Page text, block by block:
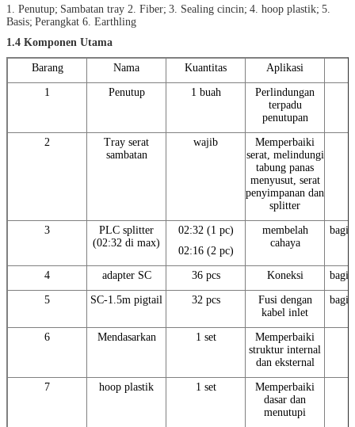
1. Penutup; Sambatan tray 2. Fiber; 3. Sealing cincin; 4. hoop plastik; 5.
Basis; Perangkat 6. Earthling
1.4 Komponen Utama
Barang Nama Kuantitas Aplikasi
1 Penutup 1 buah
Perlindungan
terpadu
penutupan
2
Tray serat
sambatan
wajib
Memperbaiki
serat, melindungi
tabung panas
menyusut, serat
penyimpanan dan
splitter
3
PLC splitter
(02:32 di max)
02:32 (1 pc)
02:16 (2 pc)
membelah
cahaya
4 adapter SC 36 pcs Koneksi
5 SC-1.5m pigtail 32 pcs
Fusi dengan
kabel inlet
6 Mendasarkan 1 set
Memperbaiki
struktur internal
dan eksternal
7 hoop plastik 1 set
Memperbaiki
dasar dan
menutupi